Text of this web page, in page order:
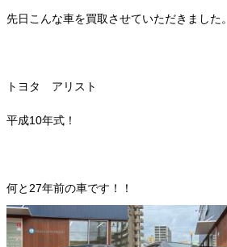
先日こんな車を買取させていただきました。
トヨタ アリスト
平成10年式！
何と27年前の車です！！